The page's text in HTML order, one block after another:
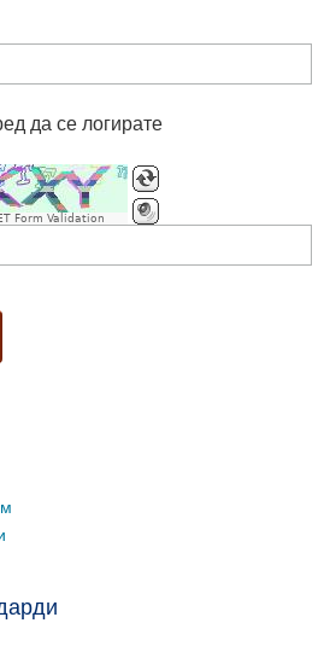
да се логирате
Form Validation